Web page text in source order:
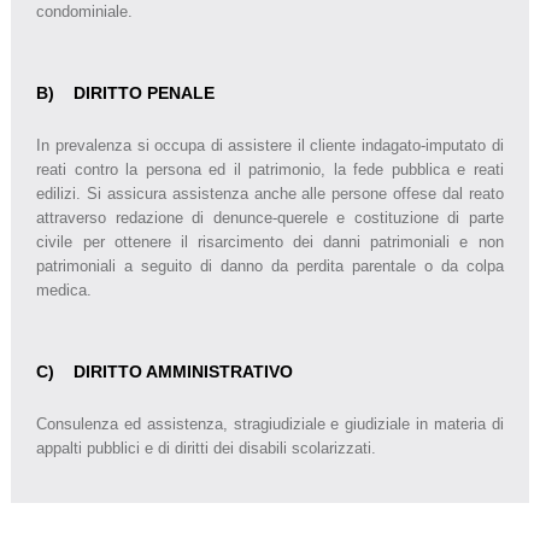
condominiale.
B) DIRITTO PENALE
In prevalenza si occupa di assistere il cliente indagato-imputato di
reati contro la persona ed il patrimonio, la fede pubblica e reati
edilizi. Si assicura assistenza anche alle persone offese dal reato
attraverso redazione di denunce-querele e costituzione di parte
civile per ottenere il risarcimento dei danni patrimoniali e non
patrimoniali a seguito di danno da perdita parentale o da colpa
medica.
C) DIRITTO AMMINISTRATIVO
Consulenza ed assistenza, stragiudiziale e giudiziale in materia di
appalti pubblici e di diritti dei disabili scolarizzati.